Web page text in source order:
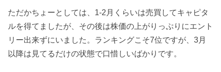
ただかちょーとしては、1-2月くらいは売買してキャピタ
ルを得てましたが、その後は株価の上がりっぷりにエント
リー出来ずにいました。ランキングこそ7位ですが、3月
以降は見てるだけの状態で口惜しいばかりです。